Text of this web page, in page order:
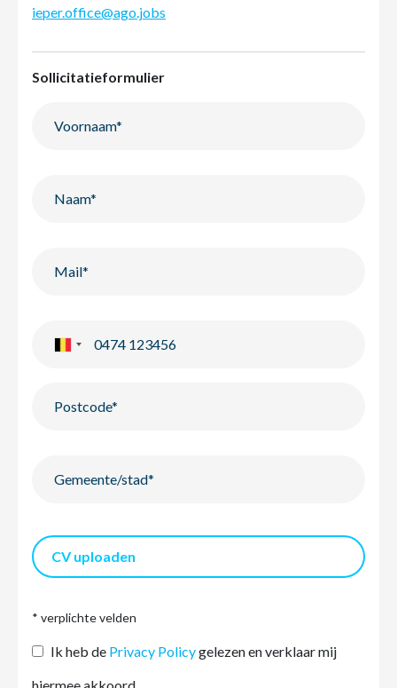
ieper.office@ago.jobs
Sollicitatieformulier
CV uploaden
* verplichte velden
Ik heb de Privacy Policygelezen en verklaar mij